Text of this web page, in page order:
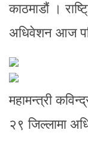
काठमाडौं ।
अधिवेशन आज
महामन्त्री
२९ जिल्लामा